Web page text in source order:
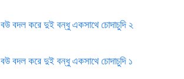
বউ বদল করে দুই বন্ধু একসাথে চোদাচুদি ২
বউ বদল করে দুই বন্ধু একসাথে চোদাচুদি ১